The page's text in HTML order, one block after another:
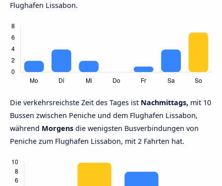
Flughafen Lissabon.
Die verkehrsreichste Zeit des Tages ist Nachmittags, mit 10
Bussen zwischen Peniche und dem Flughafen Lissabon,
während Morgens die wenigsten Busverbindungen von
Peniche zum Flughafen Lissabon, mit 2 Fahrten hat.